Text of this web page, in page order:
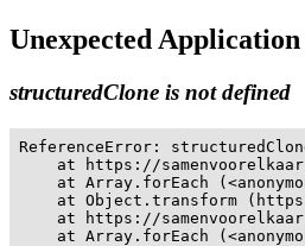
Unexpected
structuredClone is not defined
ReferenceError:
at https://
at Array.forEach
at Object.transform
at https://
at Array.forEach